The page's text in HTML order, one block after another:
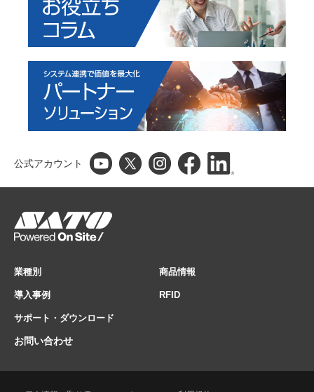
公式アカウント
業種別 商品情報
導入事例 RFID
サポート・ダウンロード
お問い合わせ